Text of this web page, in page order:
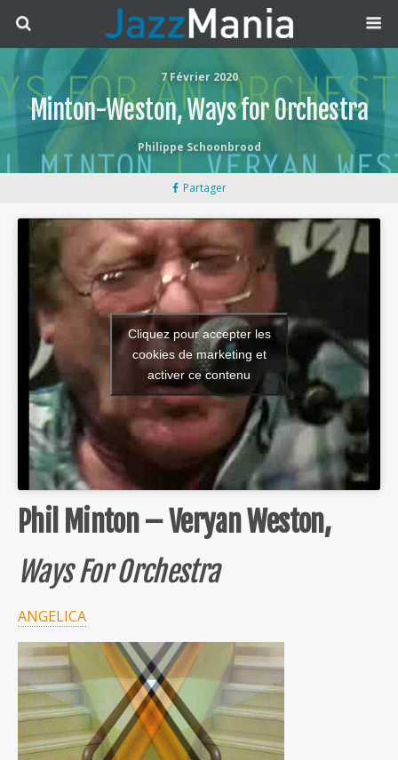
7 Février 2020
Minton-Weston, Ways for Orchestra
Philippe Schoonbrood
Partager
Cliquez pour accepter les
cookies de marketing et
activer ce contenu
Phil Minton – Veryan Weston,
Ways For Orchestra
ANGELICA